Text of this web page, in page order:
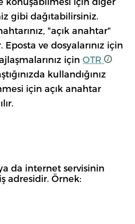
gibi dağıtabilirsiniz.
"açık anahtar"
Eposta ve dosyalarınız için
içinOTR
kullandığınız
için açık anahtar
da internet servisinin
adresidir. Örnek: